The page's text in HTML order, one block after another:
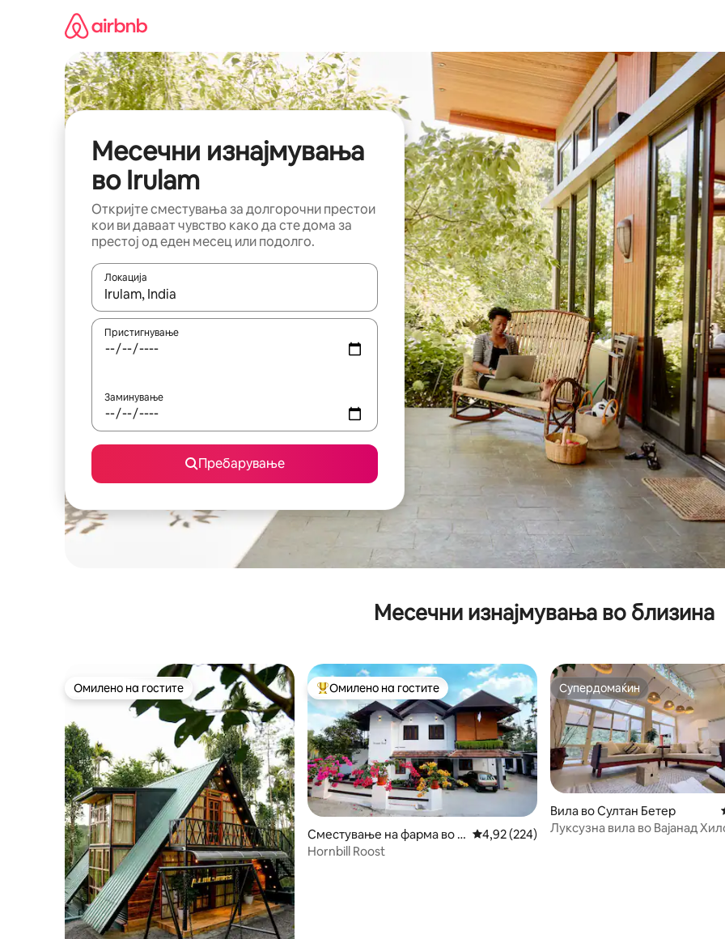
Месечни изнајмувања
во Irulam
Откријте сместувања за долгорочни престои
кои ви даваат чувство како да сте дома за
престој од еден месец или подолго.
Локација
Кога резултатите се достапни, движете се со копчињата со стрелки нагоре и надолу или истражувајте со
Пристигнување
Заминување
Пребарување
Месечни изнајмувања во близина
Омилено на гостите
Омилено на гостите Меѓу најуспешните „Омилени на гостите“
Омилено на гостите
Сместување на фарма во K
rishnagiri
Просечна оцена: 4,92 од 5, 224 рецензии
4,92 (224)
Hornbill Roost
Супердомаќин
Супердомаќин
Вила во Султан Бетер
Луксузна вила во Вајанад